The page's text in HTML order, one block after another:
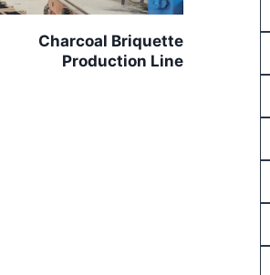
Charcoal Briquette
Production Line